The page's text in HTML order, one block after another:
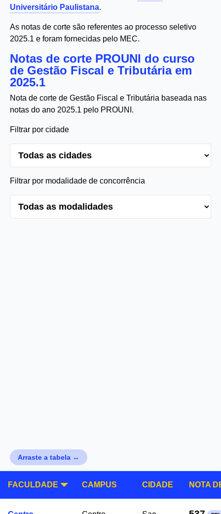
Universitário Paulistana.
As notas de corte são referentes ao processo seletivo
2025.1 e foram fornecidas pelo MEC.
Notas de corte PROUNI do curso
de Gestão Fiscal e Tributária em
2025.1
Nota de corte de Gestão Fiscal e Tributária baseada nas
notas do ano 2025.1 pelo PROUNI.
Filtrar por cidade
Filtrar por modalidade de concorrência
Arraste a tabela ↔
FACULDADE CAMPUS CIDADE NOTA